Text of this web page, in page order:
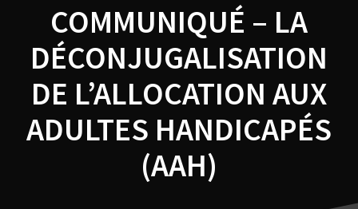
COMMUNIQUÉ – LA
DÉCONJUGALISATION
DE L’ALLOCATION AUX
ADULTES HANDICAPÉS
(AAH)